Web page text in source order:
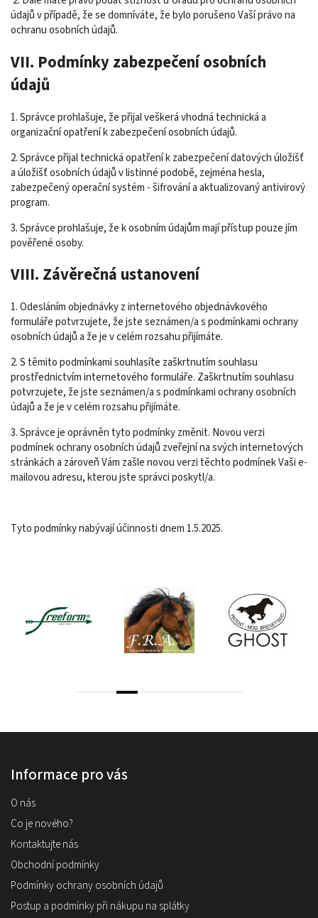
údajů v případě, že se domníváte, že bylo porušeno Vaší právo na
ochranu osobních údajů.
VII. Podmínky zabezpečení osobních
údajů
1. Správce prohlašuje, že přijal veškerá vhodná technická a
organizační opatření k zabezpečení osobních údajů.
2. Správce přijal technická opatření k zabezpečení datových úložišť
a úložišť osobních údajů v listinné podobě, zejména hesla,
zabezpečený operační systém - šifrování a aktualizovaný antivirový
program.
3. Správce prohlašuje, že k osobním údajům mají přístup pouze jím
pověřené osoby.
VIII. Závěrečná ustanovení
1. Odesláním objednávky z internetového objednávkového
formuláře potvrzujete, že jste seznámen/a s podmínkami ochrany
osobních údajů a že je v celém rozsahu přijímáte.
2. S těmito podmínkami souhlasíte zaškrtnutím souhlasu
prostřednictvím internetového formuláře. Zaškrtnutím souhlasu
potvrzujete, že jste seznámen/a s podmínkami ochrany osobních
údajů a že je v celém rozsahu přijímáte.
3. Správce je oprávněn tyto podmínky změnit. Novou verzi
podmínek ochrany osobních údajů zveřejní na svých internetových
stránkách a zároveň Vám zašle novou verzi těchto podmínek Vaši e-
mailovou adresu, kterou jste správci poskytl/a.
Tyto podmínky nabývají účinnosti dnem 1.5.2025.
Informace pro vás
O nás
Co je nového?
Kontaktujte nás
Obchodní podmínky
Podmínky ochrany osobních údajů
Postup a podmínky při nákupu na splátky